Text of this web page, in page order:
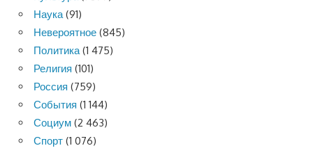
Наука(91)
Невероятное (845)
Политика(1 475)
Религия (101)
Россия (759)
События (1 144)
Социум (2 463)
Спорт (1 076)